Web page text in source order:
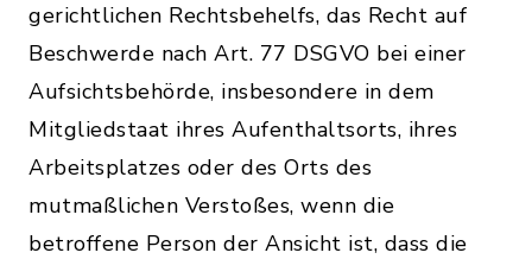
gerichtlichen Rechtsbehelfs, das Recht auf
Beschwerde nach Art. 77 DSGVO bei einer
Aufsichtsbehörde, insbesondere in dem
Mitgliedstaat ihres Aufenthaltsorts, ihres
Arbeitsplatzes oder des Orts des
mutmaßlichen Verstoßes, wenn die
betroffene Person der Ansicht ist, dass die